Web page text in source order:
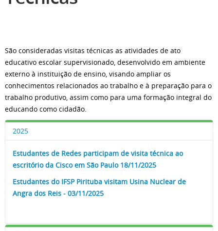
São consideradas visitas técnicas as atividades de ato
educativo escolar supervisionado, desenvolvido em ambiente
externo à instituição de ensino, visando ampliar os
conhecimentos relacionados ao trabalho e à preparação para o
trabalho produtivo, assim como para uma formação integral do
educando como cidadão.
2025
Estudantes de Redes participam de visita técnica ao
escritório da Cisco em São Paulo 18/11/2025
Estudantes do IFSP Pirituba visitam Usina Nuclear de
Angra dos Reis - 03/11/2025